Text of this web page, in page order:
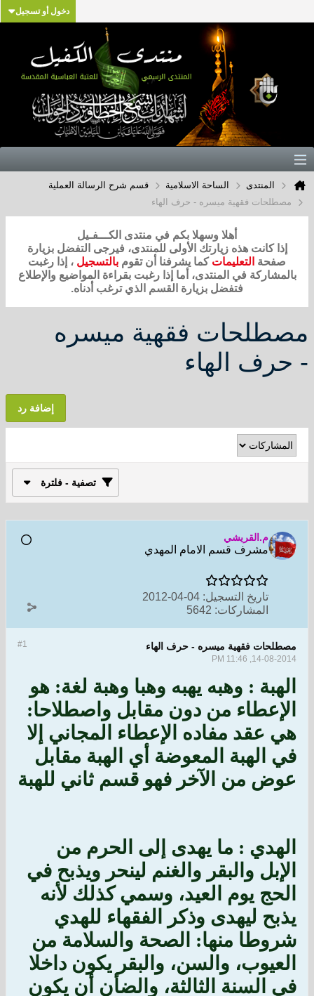
دخول أو تسجيل
المنتدى الساحة الاسلامية
قسم شرح الرسالة العملية
مصطلحات فقهية ميسره - حرف الهاء
أهلا وسهلا بكم في منتدى الكـــفـيل
إذا كانت هذه زيارتك الأولى للمنتدى، فيرجى التفضل بزيارة
صفحة التعليمات كما يشرفنا أن تقوم بالتسجيل ، إذا رغبت
بالمشاركة في المنتدى، أما إذا رغبت بقراءة المواضيع والإطلاع
فتفضل بزيارة القسم الذي ترغب أدناه.
مصطلحات فقهية ميسره
- حرف الهاء
إضافة رد
تصفية - فلترة
م.القريشي
مشرف قسم الامام المهدي
تاريخ التسجيل: 04-04-2012
المشاركات: 5642
#1 مصطلحات فقهية ميسره - حرف الهاء
14-08-2014, 11:46 PM
الهبة : وهبه يهبه وهبا وهبة لغة: هو
الإعطاء من دون مقابل واصطلاحا:
هي عقد مفاده الإعطاء المجاني إلا
في الهبة المعوضة أي الهبة مقابل
عوض من الآخر فهو قسم ثاني للهبة
الهدي : ما يهدى إلى الحرم من
الإبل والبقر والغنم لينحر ويذبح في
الحج يوم العيد، وسمي كذلك لأنه
يذبح ليهدى وذكر الفقهاء للهدي
شروطا منها: الصحة والسلامة من
العيوب، والسن، والبقر يكون داخلا
في السنة الثالثة، والضأن أن يكون